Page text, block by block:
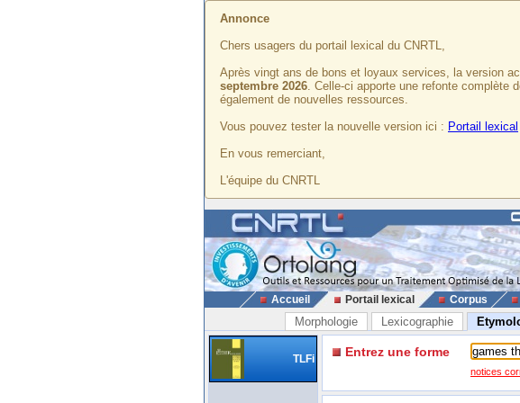
Annonce
Chers usagers du portail lexical du CNRTL,
Après vingt ans de bons et loyaux services, la version
septembre 2026. Celle-ci apporte une refonte complète
également de nouvelles ressources.
Vous pouvez tester la nouvelle version ici : Portail lexical
En vous remerciant,
L'équipe du CNRTL
Accueil Portail lexical Corpus
Morphologie Lexicographie
TLFi Entrez une forme
notices